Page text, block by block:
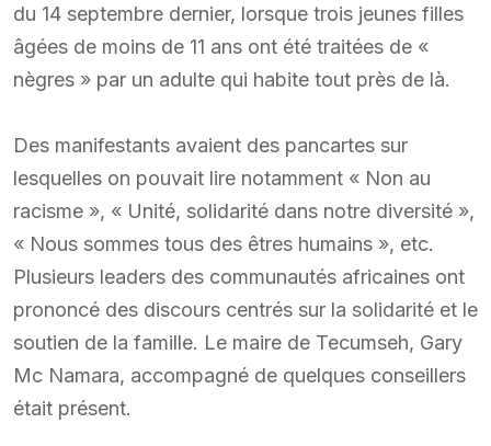
du 14 septembre dernier, lorsque trois jeunes filles
âgées de moins de 11 ans ont été traitées de «
nègres » par un adulte qui habite tout près de là.
Des manifestants avaient des pancartes sur
lesquelles on pouvait lire notamment « Non au
racisme », « Unité, solidarité dans notre diversité »,
« Nous sommes tous des êtres humains », etc.
Plusieurs leaders des communautés africaines ont
prononcé des discours centrés sur la solidarité et le
soutien de la famille. Le maire de Tecumseh, Gary
Mc Namara, accompagné de quelques conseillers
était présent.